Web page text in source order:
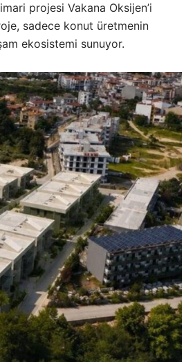
projesi Vakana Oksijen’i
sadece konut üretmenin
ekosistemi sunuyor.